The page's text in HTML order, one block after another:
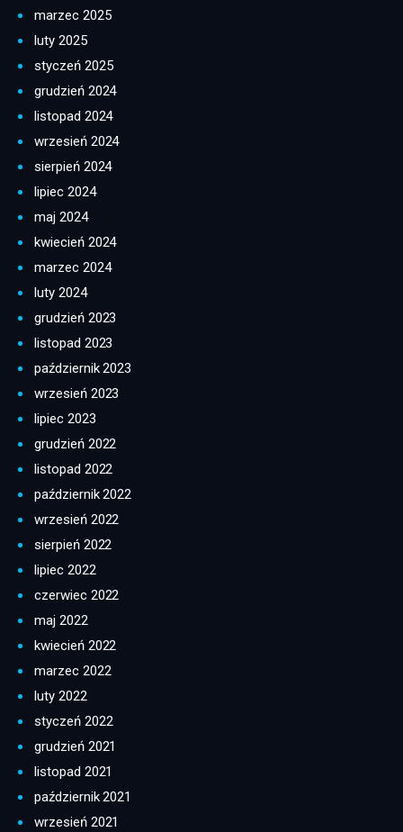
marzec 2025
luty 2025
styczeń 2025
grudzień 2024
listopad 2024
wrzesień 2024
sierpień 2024
lipiec 2024
maj 2024
kwiecień 2024
marzec 2024
luty 2024
grudzień 2023
listopad 2023
październik 2023
wrzesień 2023
lipiec 2023
grudzień 2022
listopad 2022
październik 2022
wrzesień 2022
sierpień 2022
lipiec 2022
czerwiec 2022
maj 2022
kwiecień 2022
marzec 2022
luty 2022
styczeń 2022
grudzień 2021
listopad 2021
październik 2021
wrzesień 2021